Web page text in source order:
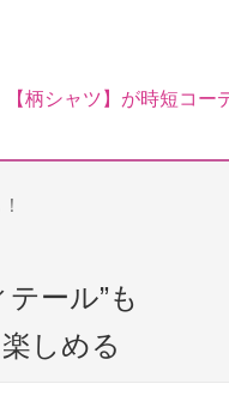
柄シャツ】が時短コー
ール”も
しめる